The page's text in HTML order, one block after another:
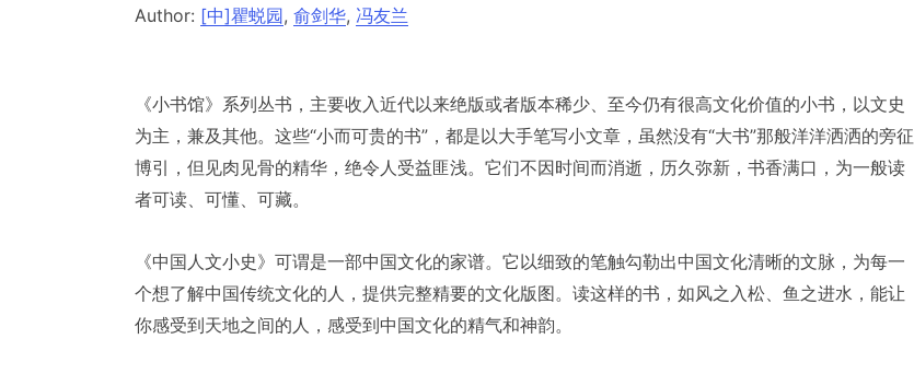
Author: [中]瞿蜕园,俞剑华, 冯友兰
《小书馆》系列丛书，主要收入近代以来绝版或者版本稀少、至今仍有很高文化价值的小书，以文史
为主，兼及其他。这些“小而可贵的书”，都是以大手笔写小文章，虽然没有“大书”那般洋洋洒洒的旁征
博引，但见肉见骨的精华，绝令人受益匪浅。它们不因时间而消逝，历久弥新，书香满口，为一般读
者可读、可懂、可藏。
《中国人文小史》可谓是一部中国文化的家谱。它以细致的笔触勾勒出中国文化清晰的文脉，为每一
个想了解中国传统文化的人，提供完整精要的文化版图。读这样的书，如风之入松、鱼之进水，能让
你感受到天地之间的人，感受到中国文化的精气和神韵。